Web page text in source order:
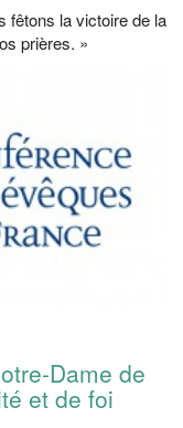
fêtons la victoire de la
prières. »
Dame de
et de foi